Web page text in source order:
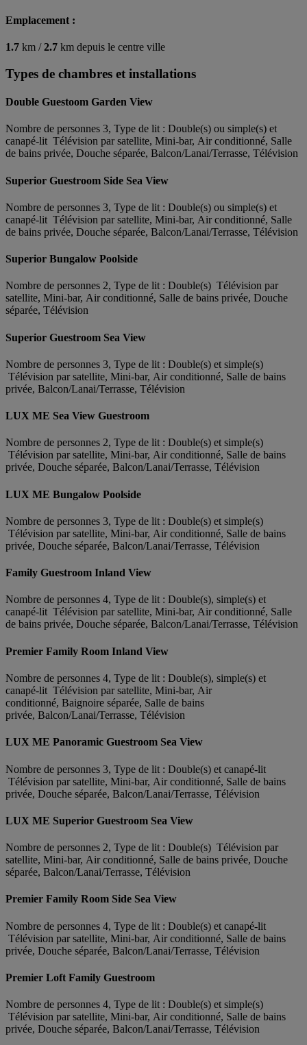
Emplacement :
1.7 km /2.7 km depuis le centre ville
Types de chambres et installations
Double Guestoom Garden View
Nombre de personnes 3, Type de lit : Double(s) ou simple(s) et
canapé-lit Télévision par satellite, Mini-bar, Air conditionné, Salle
de bains privée, Douche séparée, Balcon/Lanai/Terrasse, Télévision
Superior Guestroom Side Sea View
Nombre de personnes 3, Type de lit : Double(s) ou simple(s) et
canapé-lit Télévision par satellite, Mini-bar, Air conditionné, Salle
de bains privée, Douche séparée, Balcon/Lanai/Terrasse, Télévision
Superior Bungalow Poolside
Nombre de personnes 2, Type de lit : Double(s) Télévision par
satellite, Mini-bar, Air conditionné, Salle de bains privée, Douche
séparée, Télévision
Superior Guestroom Sea View
Nombre de personnes 3, Type de lit : Double(s) et simple(s)
Télévision par satellite, Mini-bar, Air conditionné, Salle de bains
privée, Balcon/Lanai/Terrasse, Télévision
LUX ME Sea View Guestroom
Nombre de personnes 2, Type de lit : Double(s) et simple(s)
Télévision par satellite, Mini-bar, Air conditionné, Salle de bains
privée, Douche séparée, Balcon/Lanai/Terrasse, Télévision
LUX ME Bungalow Poolside
Nombre de personnes 3, Type de lit : Double(s) et simple(s)
Télévision par satellite, Mini-bar, Air conditionné, Salle de bains
privée, Douche séparée, Balcon/Lanai/Terrasse, Télévision
Family Guestroom Inland View
Nombre de personnes 4, Type de lit : Double(s), simple(s) et
canapé-lit Télévision par satellite, Mini-bar, Air conditionné, Salle
de bains privée, Douche séparée, Balcon/Lanai/Terrasse, Télévision
Premier Family Room Inland View
Nombre de personnes 4, Type de lit : Double(s), simple(s) et
canapé-lit Télévision par satellite, Mini-bar, Air
conditionné, Baignoire séparée, Salle de bains
privée, Balcon/Lanai/Terrasse, Télévision
LUX ME Panoramic Guestroom Sea View
Nombre de personnes 3, Type de lit : Double(s) et canapé-lit
Télévision par satellite, Mini-bar, Air conditionné, Salle de bains
privée, Douche séparée, Balcon/Lanai/Terrasse, Télévision
LUX ME Superior Guestroom Sea View
Nombre de personnes 2, Type de lit : Double(s) Télévision par
satellite, Mini-bar, Air conditionné, Salle de bains privée, Douche
séparée, Balcon/Lanai/Terrasse, Télévision
Premier Family Room Side Sea View
Nombre de personnes 4, Type de lit : Double(s) et canapé-lit
Télévision par satellite, Mini-bar, Air conditionné, Salle de bains
privée, Douche séparée, Balcon/Lanai/Terrasse, Télévision
Premier Loft Family Guestroom
Nombre de personnes 4, Type de lit : Double(s) et simple(s)
Télévision par satellite, Mini-bar, Air conditionné, Salle de bains
privée, Douche séparée, Balcon/Lanai/Terrasse, Télévision